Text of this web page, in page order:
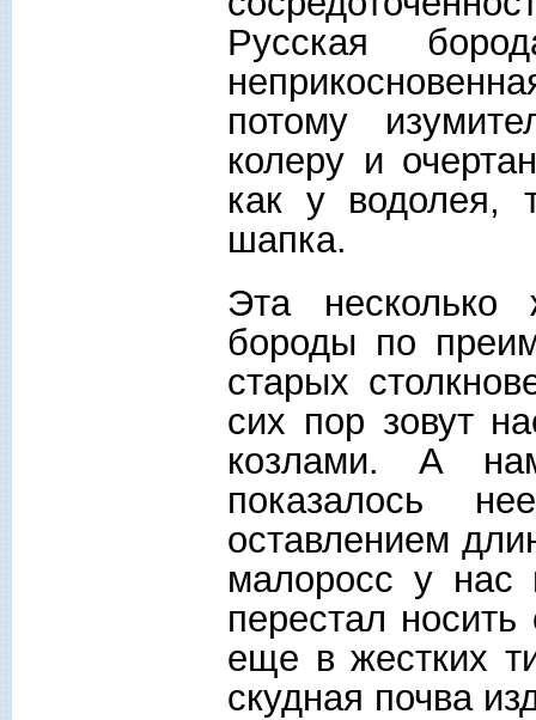
Русская
потому
колеру и
как у водолея,
шапка.
Эта несколько
бороды по
старых
сих пор зовут
козлами. А
показалось
оставлением
малоросс у нас
перестал
еще в жестких
скудная почва